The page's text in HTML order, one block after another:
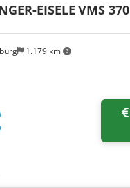
1.179 km
EISELE VMS 370